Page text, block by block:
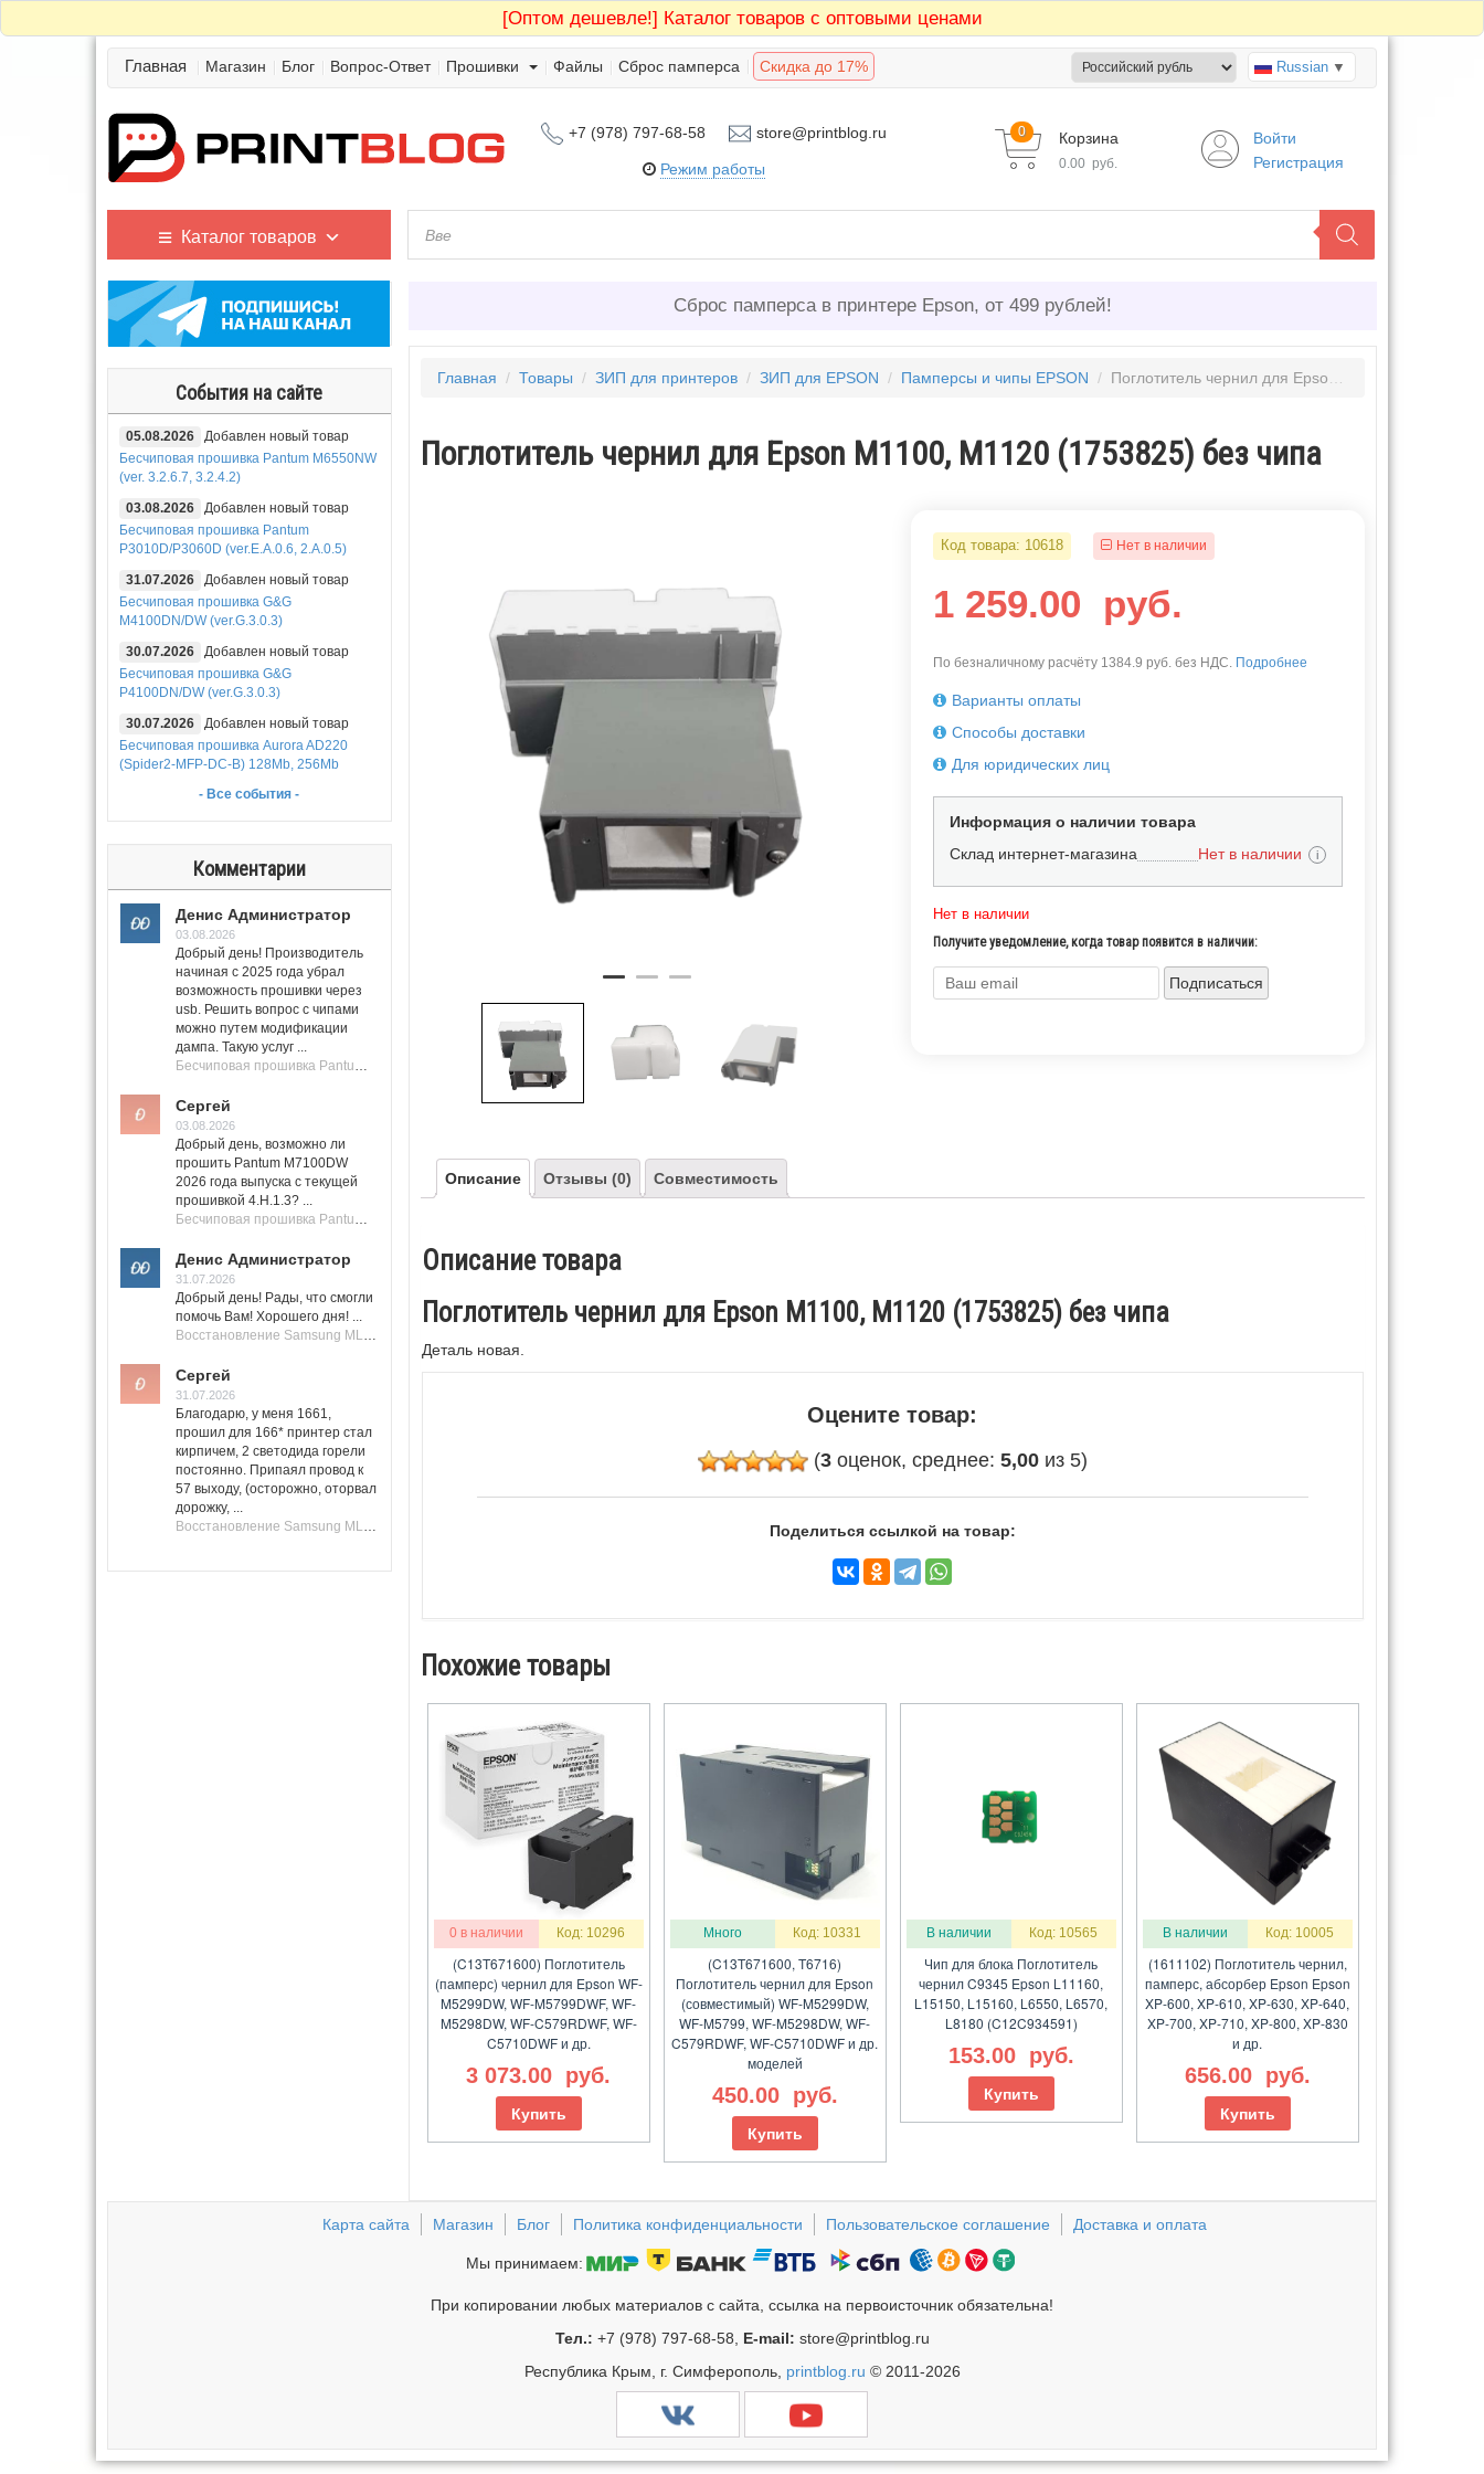
[Оптом дешевле!] Каталог товаров с оптовыми ценами
Главная Магазин Блог Вопрос-Ответ Прошивки Файлы Сброс памперса Скидка до 17% Russian ▼
+7 (978) 797-68-58 store@printblog.ru
Режим работы
Корзина
0
0.00 руб.
Войти
Регистрация
Каталог товаров
События на сайте
05.08.2026
Добавлен новый товар
Бесчиповая прошивка Pantum M6550NW
(ver. 3.2.6.7, 3.2.4.2)
03.08.2026
Добавлен новый товар
Бесчиповая прошивка Pantum
P3010D/P3060D (ver.E.A.0.6, 2.A.0.5)
31.07.2026
Добавлен новый товар
Бесчиповая прошивка G&G
M4100DN/DW (ver.G.3.0.3)
30.07.2026
Добавлен новый товар
Бесчиповая прошивка G&G
P4100DN/DW (ver.G.3.0.3)
30.07.2026
Добавлен новый товар
Бесчиповая прошивка Aurora AD220
(Spider2-MFP-DC-B) 128Mb, 256Mb
- Все события -
Комментарии
Денис Администратор
03.08.2026
Добрый день! Производитель
начиная с 2025 года убрал
возможность прошивки через
usb. Решить вопрос с чипами
можно путем модификации
дампа. Такую услуг ...
Бесчиповая прошивка Pantum M7100 Series (M7100, M7108, M7102, M7103, M7105)
Сергей
03.08.2026
Добрый день, возможно ли
прошить Pantum M7100DW
2026 года выпуска с текущей
прошивкой 4.H.1.3? ...
Бесчиповая прошивка Pantum M7100 Series (M7100, M7108, M7102, M7103, M7105)
Денис Администратор
31.07.2026
Добрый день! Рады, что смогли
помочь Вам! Хорошего дня! ...
Восстановление Samsung ML-1661, ML-1666 после не удачной прошивки.
Сергей
31.07.2026
Благодарю, у меня 1661,
прошил для 166* принтер стал
кирпичем, 2 светодида горели
постоянно. Припаял провод к
57 выходу, (осторожно, оторвал
дорожку, ...
Восстановление Samsung ML-1661, ML-1666 после не удачной прошивки.
Сброс памперса в принтере Epson, от 499 рублей!
Главная / Товары / ЗИП для принтеров/ ЗИП для EPSON / Памперсы и чипы EPSON / Поглотитель чернил для Epson M1100, M1120 (1753825) без чипа
Поглотитель чернил для Epson M1100, M1120 (1753825) без чипа
Код товара: 10618 Нет в наличии
1 259.00 руб.
По безналичному расчёту 1384.9 руб. без НДС. Подробнее
Варианты оплаты
Способы доставки
Для юридических лиц
Информация о наличии товара
Склад интернет-магазина
Нет в наличии i
Нет в наличии
Получите уведомление, когда товар появится в наличии:
Подписаться
Описание Отзывы (0) Совместимость
Описание товара
Поглотитель чернил для Epson M1100, M1120 (1753825) без чипа
Деталь новая.
Оцените товар:
(3оценок, среднее: 5,00из 5)
Поделиться ссылкой на товар:
Похожие товары
0 в наличии Код: 10296
(C13T671600) Поглотитель
(памперс) чернил для Epson WF-
M5299DW, WF-M5799DWF, WF-
M5298DW, WF-C579RDWF, WF-
C5710DWF и др.
3 073.00 руб.
Купить
Много Код: 10331
(C13T671600, T6716)
Поглотитель чернил для Epson
(совместимый) WF-M5299DW,
WF-M5799, WF-M5298DW, WF-
C579RDWF, WF-C5710DWF и др.
моделей
450.00 руб.
Купить
В наличии Код: 10565
Чип для блока Поглотитель
чернил C9345 Epson L11160,
L15150, L15160, L6550, L6570,
L8180 (C12C934591)
153.00 руб.
Купить
В наличии Код: 10005
(1611102) Поглотитель чернил,
памперс, абсорбер Epson Epson
XP-600, XP-610, XP-630, XP-640,
XP-700, XP-710, XP-800, XP-830
и др.
656.00 руб.
Купить
Карта сайта Магазин Блог Политика конфиденциальности Пользовательское соглашение Доставка и оплата
Мы принимаем:
При копировании любых материалов с сайта, ссылка на первоисточник обязательна!
Тел.: +7 (978) 797-68-58, E-mail: store@printblog.ru
Республика Крым, г. Симферополь, printblog.ru © 2011-2026